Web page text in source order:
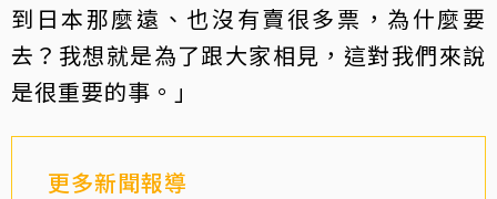
到日本那麼遠、也沒有賣很多票，為什麼要
去？我想就是為了跟大家相見，這對我們來說
是很重要的事。」
更多新聞報導